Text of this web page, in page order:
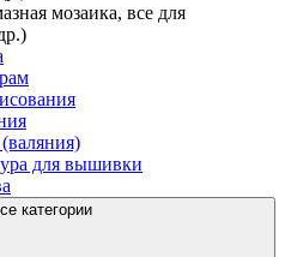
мозаика, все для
для вышивки
категории